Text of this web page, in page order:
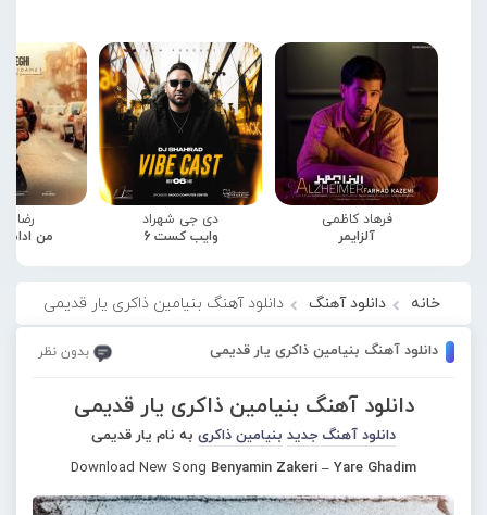
فرهاد کاظمی
آلزایمر
دی جی شهراد
وایب کست 6
رضا
من
خانه دانلود آهنگ دانلود آهنگ بنیامین ذاکری یار قدیمی
دانلود آهنگ بنیامین ذاکری یار قدیمی بدون نظر
دانلود آهنگ بنیامین ذاکری یار قدیمی
دانلود آهنگ جدید بنیامین ذاکری به نام یار قدیمی
Download New Song Benyamin Zakeri – Yare Ghadim